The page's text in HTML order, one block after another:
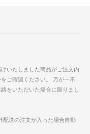
いたしました商品がご注文内
ご確認ください。 万が一不
をいただいた場合に限りまし
配送の注文が入った場合自動